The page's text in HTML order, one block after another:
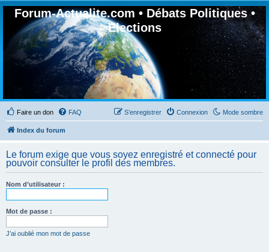
Forum-Actualite.com • Débats Politiques •
Elections
Faire un don Mode sombre
FAQ Connexion
S’enregistrer
Index du forum
Le forum exige que vous soyez enregistré et connecté pour
pouvoir consulter le profil des membres.
Nom d’utilisateur :
Mot de passe :
J’ai oublié mon mot de passe